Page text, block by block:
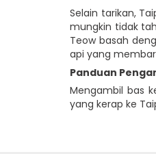
Selain tarikan,
mungkin tidak
Teow basah
api yang
Panduan
Mengambil bas
yang kerap ke